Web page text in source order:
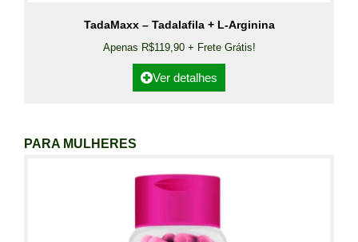
TadaMaxx – Tadalafila + L-Arginina
Apenas R$119,90 + Frete Grátis!
Ver detalhes
PARA MULHERES